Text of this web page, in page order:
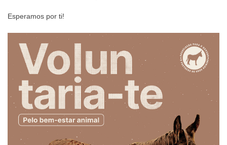
Esperamos por ti!